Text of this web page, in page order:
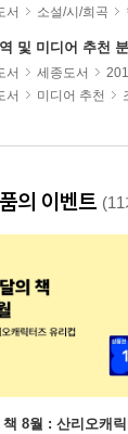
서 소설/시/희곡
및 미디어 추천
서 세종도서
서
미디어 추천
의 이벤트
책 8월 : 산리오캐